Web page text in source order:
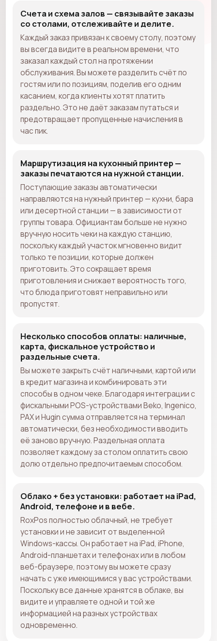
Счета и схема залов — связывайте заказы
со столами, отслеживайте и делите.
Каждый заказ привязан к своему столу, поэтому
вы всегда видите в реальном времени, что
заказал каждый стол на протяжении
обслуживания. Вы можете разделить счёт по
гостям или по позициям, поделив его одним
касанием, когда клиенты хотят платить
раздельно. Это не даёт заказам путаться и
предотвращает пропущенные начисления в
час пик.
Маршрутизация на кухонный принтер —
заказы печатаются на нужной станции.
Поступающие заказы автоматически
направляются на нужный принтер — кухни, бара
или десертной станции — в зависимости от
группы товара. Официантам больше не нужно
вручную носить чеки на каждую станцию,
поскольку каждый участок мгновенно видит
только те позиции, которые должен
приготовить. Это сокращает время
приготовления и снижает вероятность того,
что блюда приготовят неправильно или
пропустят.
Несколько способов оплаты: наличные,
карта, фискальное устройство и
раздельные счета.
Вы можете закрыть счёт наличными, картой или
в кредит магазина и комбинировать эти
способы в одном чеке. Благодаря интеграции с
фискальными POS-устройствами Beko, Ingenico,
PAX и Hugin сумма отправляется на терминал
автоматически, без необходимости вводить
её заново вручную. Раздельная оплата
позволяет каждому за столом оплатить свою
долю отдельно предпочитаемым способом.
Облако + без установки: работает на iPad,
Android, телефоне и в вебе.
RoxPos полностью облачный, не требует
установки и не зависит от выделенной
Windows-кассы. Он работает на iPad, iPhone,
Android-планшетах и телефонах или в любом
веб-браузере, поэтому вы можете сразу
начать с уже имеющимися у вас устройствами.
Поскольку все данные хранятся в облаке, вы
видите и управляете одной и той же
информацией на разных устройствах
одновременно.